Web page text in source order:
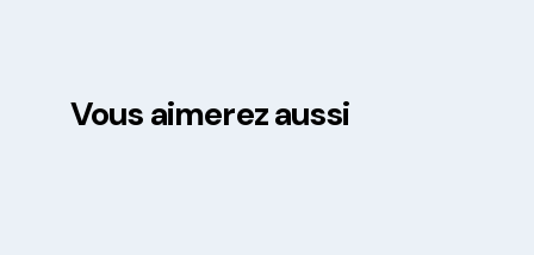
Vous aimerez aussi